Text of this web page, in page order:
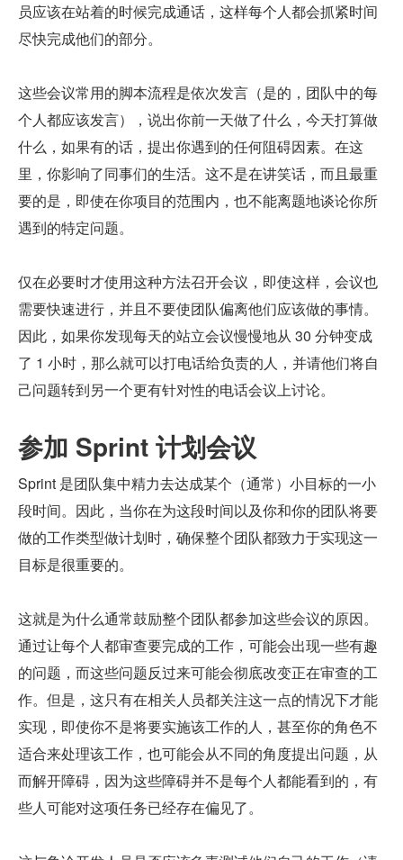
员应该在站着的时候完成通话，这样每个人都会抓紧时间
尽快完成他们的部分。
这些会议常用的脚本流程是依次发言（是的，团队中的每
个人都应该发言），说出你前一天做了什么，今天打算做
什么，如果有的话，提出你遇到的任何阻碍因素。在这
里，你影响了同事们的生活。这不是在讲笑话，而且最重
要的是，即使在你项目的范围内，也不能离题地谈论你所
遇到的特定问题。
仅在必要时才使用这种方法召开会议，即使这样，会议也
需要快速进行，并且不要使团队偏离他们应该做的事情。
因此，如果你发现每天的站立会议慢慢地从 30 分钟变成
了 1 小时，那么就可以打电话给负责的人，并请他们将自
己问题转到另一个更有针对性的电话会议上讨论。
参加 Sprint 计划会议
Sprint 是团队集中精力去达成某个（通常）小目标的一小
段时间。因此，当你在为这段时间以及你和你的团队将要
做的工作类型做计划时，确保整个团队都致力于实现这一
目标是很重要的。
这就是为什么通常鼓励整个团队都参加这些会议的原因。
通过让每个人都审查要完成的工作，可能会出现一些有趣
的问题，而这些问题反过来可能会彻底改变正在审查的工
作。但是，这只有在相关人员都关注这一点的情况下才能
实现，即使你不是将要实施该工作的人，甚至你的角色不
适合来处理该工作，也可能会从不同的角度提出问题，从
而解开障碍，因为这些障碍并不是每个人都能看到的，有
些人可能对这项任务已经存在偏见了。